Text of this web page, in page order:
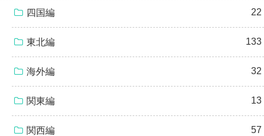
四国編 22
東北編 133
海外編 32
関東編 13
関西編 57